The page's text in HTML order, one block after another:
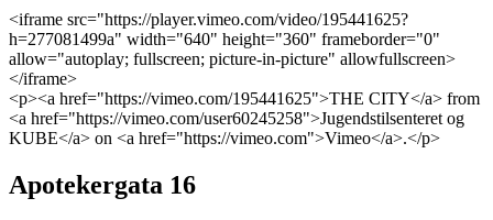
<iframe src="https://player.vimeo.com/video/195441625?
h=277081499a" width="640" height="360" frameborder="0"
allow="autoplay; fullscreen; picture-in-picture" allowfullscreen>
</iframe>
<p><a href="https://vimeo.com/195441625">THE CITY</a> from
<a href="https://vimeo.com/user60245258">Jugendstilsenteret og
KUBE</a> on <a href="https://vimeo.com">Vimeo</a>.</p>
Apotekergata 16